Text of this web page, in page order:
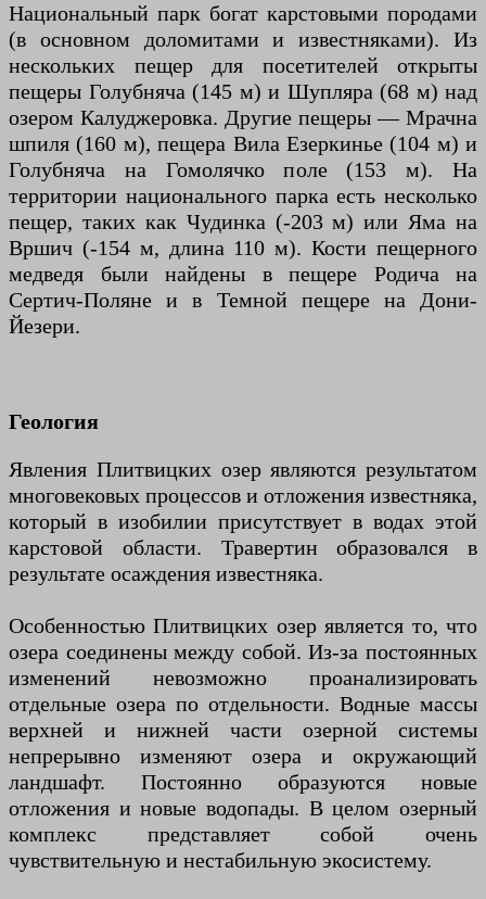
Национальный парк богат карстовыми породами
(в основном доломитами и известняками). Из
нескольких пещер для посетителей открыты
пещеры Голубняча (145 м) и Шупляра (68 м) над
озером Калуджеровка. Другие пещеры — Мрачна
шпиля (160 м), пещера Вила Езеркинье (104 м) и
Голубняча на Гомолячко поле (153 м). На
территории национального парка есть несколько
пещер, таких как Чудинка (-203 м) или Яма на
Вршич (-154 м, длина 110 м). Кости пещерного
медведя были найдены в пещере Родича на
Сертич-Поляне и в Темной пещере на Дони-
Йезери.
Геология
Явления Плитвицких озер являются результатом
многовековых процессов и отложения известняка,
который в изобилии присутствует в водах этой
карстовой области. Травертин образовался в
результате осаждения известняка.
Особенностью Плитвицких озер является то, что
озера соединены между собой. Из-за постоянных
изменений невозможно проанализировать
отдельные озера по отдельности. Водные массы
верхней и нижней части озерной системы
непрерывно изменяют озера и окружающий
ландшафт. Постоянно образуются новые
отложения и новые водопады. В целом озерный
комплекс представляет собой очень
чувствительную и нестабильную экосистему.